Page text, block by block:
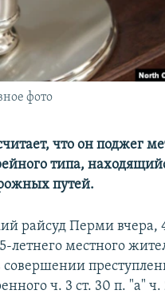
РСЕ/РС
фото
что он поджег
типа,
путей.
райсуд Перми вчера,
летнего местного
ч. 3 ст. 30 п. "а"